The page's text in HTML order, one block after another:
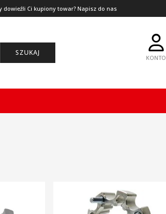
dowieźli Ci kupiony towar? Napisz do nas
SZUKAJ
KONTO